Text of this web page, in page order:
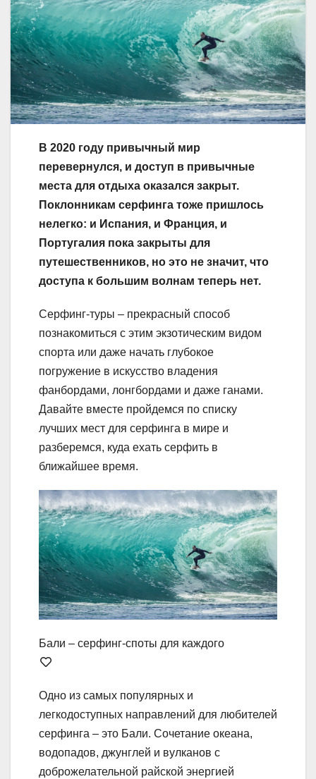
В 2020 году привычный мир
перевернулся, и доступ в привычные
места для отдыха оказался закрыт.
Поклонникам серфинга тоже пришлось
нелегко: и Испания, и Франция, и
Португалия пока закрыты для
путешественников, но это не значит, что
доступа к большим волнам теперь нет.
Серфинг-туры – прекрасный способ
познакомиться с этим экзотическим видом
спорта или даже начать глубокое
погружение в искусство владения
фанбордами, лонгбордами и даже ганами.
Давайте вместе пройдемся по списку
лучших мест для серфинга в мире и
разберемся, куда ехать серфить в
ближайшее время.
Бали – серфинг-споты для каждого
Одно из самых популярных и
легкодоступных направлений для любителей
серфинга – это Бали. Сочетание океана,
водопадов, джунглей и вулканов с
доброжелательной райской энергией